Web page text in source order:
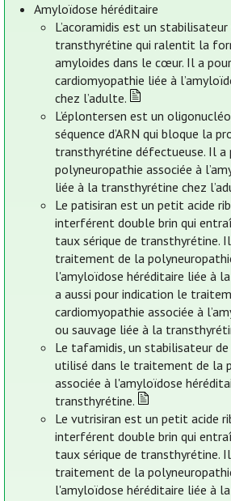
Amyloïdose héréditaire
L’acoramidis est un
transthyrétine qui ralentit la
amyloides dans le cœur. Il a
cardiomyopathie liée à
chez l’adulte.
L’éplontersen est un
séquence d’ARN qui bloque la
transthyrétine défectueuse. Il a
polyneuropathie associée à
liée à la transthyrétine chez
Le patisiran est un petit acide
interférent double brin qui
taux sérique de transthyrétine.
traitement de la
l'amyloïdose héréditaire liée à
a aussi pour indication le
cardiomyopathie associée à
ou sauvage liée à la
Le tafamidis, un stabilisateur
utilisé dans le traitement de la
associée à l'amyloïdose
transthyrétine.
Le vutrisiran est un petit acide
interférent double brin qui
taux sérique de transthyrétine.
traitement de la
l'amyloïdose héréditaire liée à